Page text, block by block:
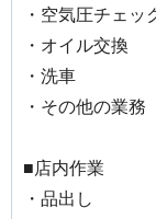
・空気圧チェッ
・オイル交換
・洗車
・その他の業務
■店内作業
・品出し